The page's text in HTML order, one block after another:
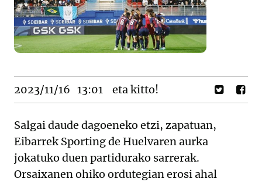
2023/11/16 13:01 eta kitto!
Salgai daude dagoeneko etzi, zapatuan,
Eibarrek Sporting de Huelvaren aurka
jokatuko duen partidurako sarrerak.
Orsaixanen ohiko ordutegian erosi ahal